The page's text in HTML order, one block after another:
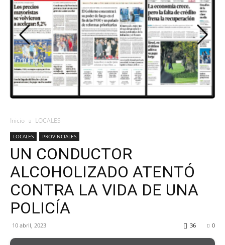
ORAN
107.1
Inicio LOCALES
LOCALES PROVINCIALES
UN CONDUCTOR
ALCOHOLIZADO ATENTÓ
CONTRA LA VIDA DE UNA
POLICÍA
10 abril, 2023 0
36